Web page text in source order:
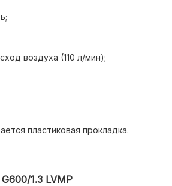
воздуха (110 л/мин);
пластиковая прокладка.
1.3 LVMP